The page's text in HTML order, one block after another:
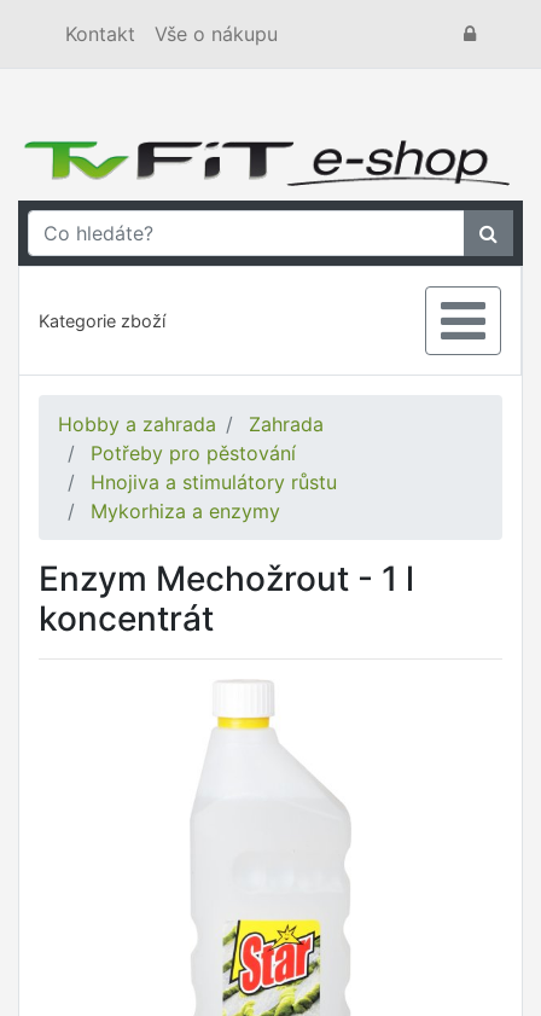
Kontakt Vše o nákupu
Kategorie zboží
Hobby a zahrada
Zahrada
Potřeby pro pěstování
Hnojiva a stimulátory růstu
Mykorhiza a enzymy
Enzym Mechožrout - 1 l
koncentrát